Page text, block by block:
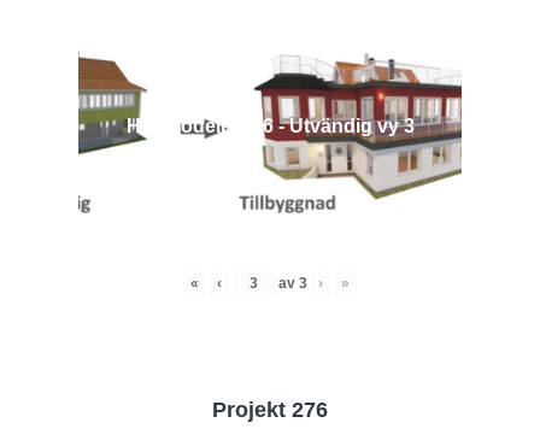
Husmodell 1966 - Utvändig vy 3
« ‹ av 3 › »
Projekt 276